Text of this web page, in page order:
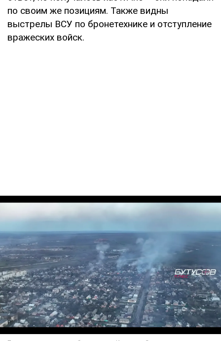
по своим же позициям. Также видны
выстрелы ВСУ по бронетехнике и отступление
вражеских войск.